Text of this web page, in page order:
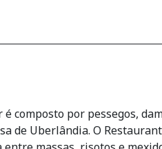
composto por pessegos,
de Uberlândia. O